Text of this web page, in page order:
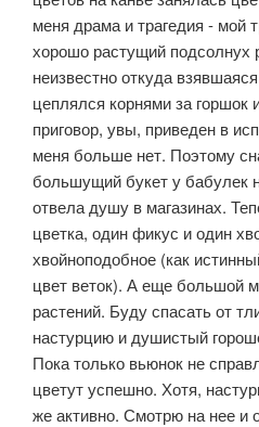
меня драма и трагедия - мой
хорошо растущий подсолнух
неизвестно откуда
цеплялся корнями за горшок
приговор, увы, приведен в
меня больше нет. Поэтому
большущий букет у бабулек
отвела душу в магазинах.
цветка, один фикус и один
хвойноподобное (как
цвет веток). А еще большой
растений. Буду спасать от
настурцию и душистый
Пока только вьюнок не
цветут успешно. Хотя,
же активно. Смотрю на нее и